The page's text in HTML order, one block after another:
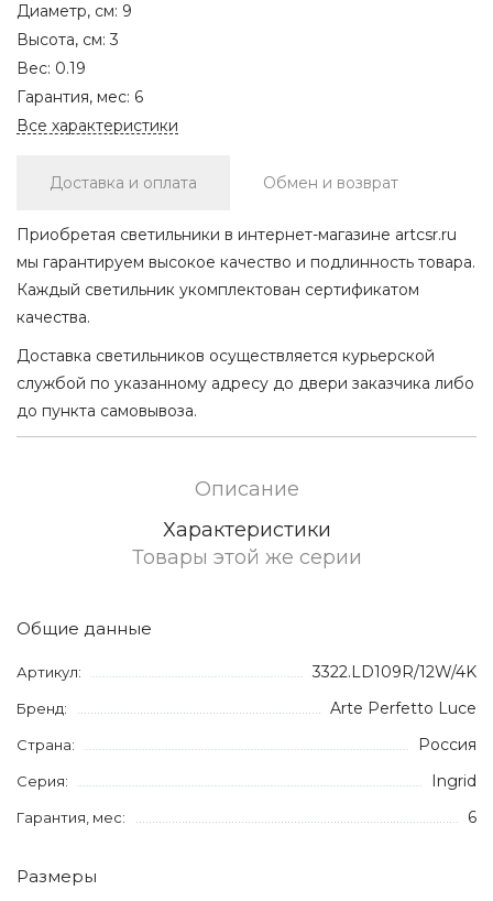
Диаметр, см: 9
Высота, см:3
Вес: 0.19
Гарантия, мес: 6
Все характеристики
Доставка и оплата Обмен и возврат
Приобретая светильники в интернет-магазине artcsr.ru
мы гарантируем высокое качество и подлинность товара.
Каждый светильник укомплектован сертификатом
качества.
Доставка светильников осуществляется курьерской
службой по указанному адресу до двери заказчика либо
до пункта самовывоза.
Описание
Характеристики
Товары этой же серии
Общие данные
Артикул: 3322.LD109R/12W/4K
Бренд: Arte Perfetto Luce
Страна: Россия
Серия: Ingrid
Гарантия, мес: 6
Размеры